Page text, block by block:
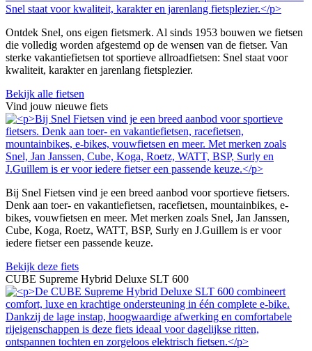
Ontdek Snel, ons eigen fietsmerk. Al sinds 1953 bouwen we fietsen
die volledig worden afgestemd op de wensen van de fietser. Van
sterke vakantiefietsen tot sportieve allroadfietsen: Snel staat voor
kwaliteit, karakter en jarenlang fietsplezier.
Bekijk alle fietsen
Vind jouw nieuwe fiets
Bij Snel Fietsen vind je een breed aanbod voor sportieve fietsers.
Denk aan toer- en vakantiefietsen, racefietsen, mountainbikes, e-
bikes, vouwfietsen en meer. Met merken zoals Snel, Jan Janssen,
Cube, Koga, Roetz, WATT, BSP, Surly en J.Guillem is er voor
iedere fietser een passende keuze.
Bekijk deze fiets
CUBE Supreme Hybrid Deluxe SLT 600